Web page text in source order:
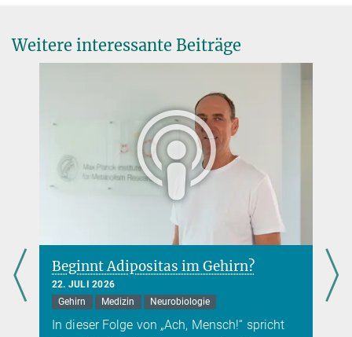
Weitere interessante Beiträge
Beginnt Adipositas im Gehirn?
22. JULI 2026
Gehirn
Medizin Neurobiologie
In dieser Folge von „Ach, Mensch!“ spricht